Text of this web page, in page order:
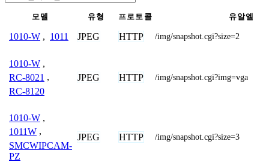
모델 유형 프로토콜 유알엘
1010-W , 1011 JPEG HTTP /img/snapshot.cgi?size=2
1010-W ,
RC-8021 ,
RC-8120
JPEG HTTP /img/snapshot.cgi?img=vga
1010-W ,
1011W ,
SMCWIPCAM-
PZ
JPEG HTTP /img/snapshot.cgi?size=3